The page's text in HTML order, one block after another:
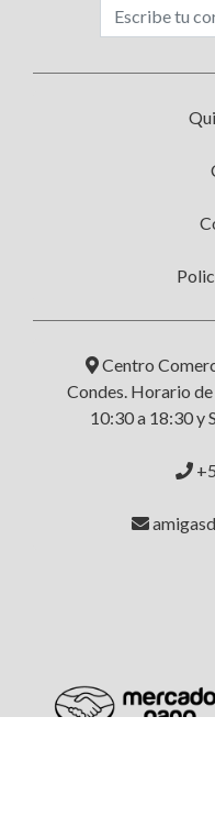
Centro
Condes. Horario
10:30 a 18:30 y